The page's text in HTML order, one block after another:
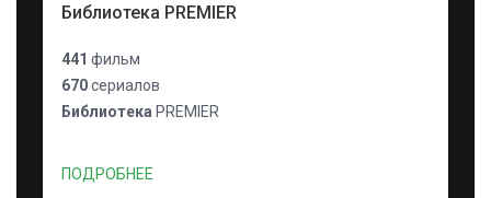
Библиотека PREMIER
441 фильм
670сериалов
Библиотека PREMIER
ПОДРОБНЕЕ